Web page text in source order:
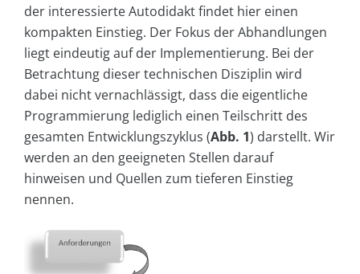
der interessierte Autodidakt findet hier einen
kompakten Einstieg. Der Fokus der Abhandlungen
liegt eindeutig auf der Implementierung. Bei der
Betrachtung dieser technischen Disziplin wird
dabei nicht vernachlässigt, dass die eigentliche
Programmierung lediglich einen Teilschritt des
gesamten Entwicklungszyklus (Abb. 1) darstellt. Wir
werden an den geeigneten Stellen darauf
hinweisen und Quellen zum tieferen Einstieg
nennen.